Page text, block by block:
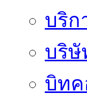
บริก
บริษั
บิทค